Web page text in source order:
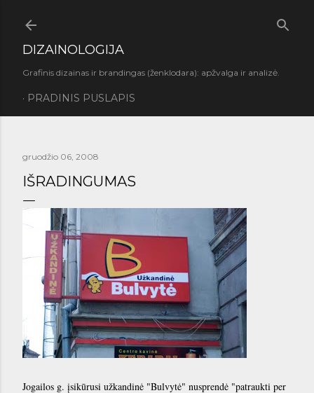
DIZAINOLOGIJA
Grafinis dizainas ir brandingas (ženklodara): apžvalga ir analizė.
PRADINIS PUSLAPIS
gruodžio 06, 2008
IŠRADINGUMAS
Jogailos g. įsikūrusi užkandinė "Bulvytė" nusprendė "patraukti per